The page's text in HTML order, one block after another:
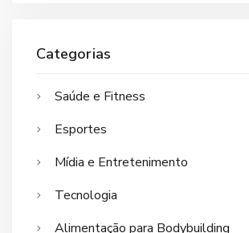
Categorias
Saúde e Fitness
Esportes
Mídia e Entretenimento
Tecnologia
Alimentação para Bodybuilding